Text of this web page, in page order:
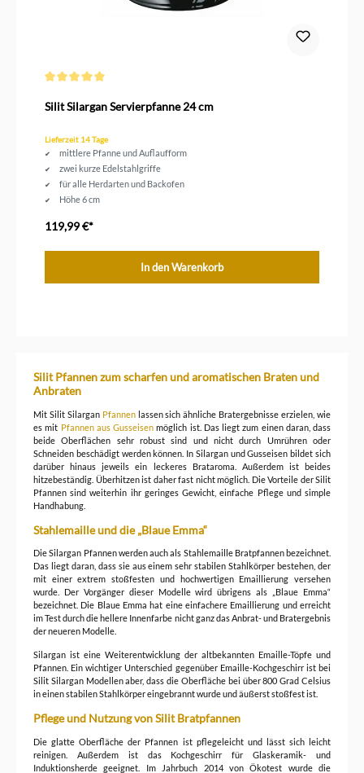
Silit Silargan Servierpfanne 24 cm
Lieferzeit 14 Tage
mittlere Pfanne und Auflaufform
zwei kurze Edelstahlgriffe
für alle Herdarten und Backofen
Höhe 6 cm
119,99 €*
In den Warenkorb
Silit Pfannen zum scharfen und aromatischen Braten und
Anbraten
Mit Silit Silargan Pfannenlassen sich ähnliche Bratergebnisse erzielen, wie
es mit Pfannen aus Gusseisen möglich ist. Das liegt zum einen daran, dass
beide Oberflächen sehr robust sind und nicht durch Umrühren oder
Schneiden beschädigt werden können. In Silargan und Gusseisen bildet sich
darüber hinaus jeweils ein leckeres Brataroma. Außerdem ist beides
hitzebeständig. Überhitzen ist daher fast nicht möglich. Die Vorteile der Silit
Pfannen sind weiterhin ihr geringes Gewicht, einfache Pflege und simple
Handhabung.
Stahlemaille und die „Blaue Emma“
Die Silargan Pfannen werden auch als Stahlemaille Bratpfannen bezeichnet.
Das liegt daran, dass sie aus einem sehr stabilen Stahlkörper bestehen, der
mit einer extrem stoßfesten und hochwertigen Emaillierung versehen
wurde. Der Vorgänger dieser Modelle wird übrigens als „Blaue Emma“
bezeichnet. Die Blaue Emma hat eine einfachere Emaillierung und erreicht
im Test durch die hellere Innenfarbe nicht ganz das Anbrat- und Bratergebnis
der neueren Modelle.
Silargan ist eine Weiterentwicklung der altbekannten Emaille-Töpfe und
Pfannen. Ein wichtiger Unterschied gegenüber Emaille-Kochgeschirr ist bei
Silit Silargan Modellen aber, dass die Oberfläche bei über 800 Grad Celsius
in einen stabilen Stahlkörper eingebrannt wurde und äußerst stoßfest ist.
Pflege und Nutzung von Silit Bratpfannen
Die glatte Oberfläche der Pfannen ist pflegeleicht und lässt sich leicht
reinigen. Außerdem ist das Kochgeschirr für Glaskeramik- und
Induktionsherde geeignet. Im Jahrbuch 2014 von Ökotest wurde die